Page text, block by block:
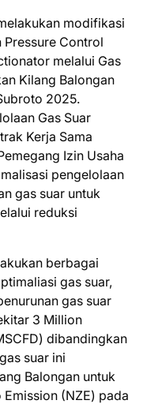
modifikasi
Pressure Control
melalui Gas
Kilang Balongan
2025.
Gas Suar
Kerja Sama
Izin Usaha
pengelolaan
gas suar untuk
reduksi
berbagai
gas suar,
gas suar
3 Million
dibandingkan
suar ini
Balongan untuk
(NZE) pada